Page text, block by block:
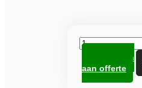
Heuga
tegel
672713
Oyster
aantal
Toevoegen
aan offerte